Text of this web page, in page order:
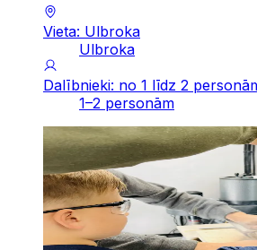
Vieta: Ulbroka
Ulbroka
Dalībnieki: no 1 līdz 2
1–2 personām